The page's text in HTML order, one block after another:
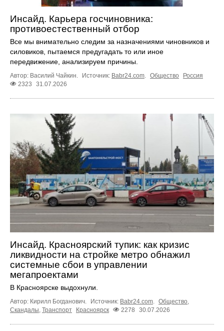
Инсайд. Карьера госчиновника:
противоестественный отбор
Все мы внимательно следим за назначениями чиновников и
силовиков, пытаемся предугадать то или иное
передвижение, анализируем причины.
Автор: Василий Чайкин. Источник: Babr24.com. Общество
Россия
2323
31.07.2026
Инсайд. Красноярский тупик: как кризис
ликвидности на стройке метро обнажил
системные сбои в управлении
мегапроектами
В Красноярске выдохнули.
Автор: Кирилл Богданович. Источник: Babr24.com. Общество,
Скандалы, Транспорт Красноярск 2278 30.07.2026